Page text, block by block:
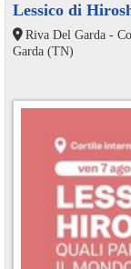
Lessico di
Riva Del Garda -
Garda (TN)